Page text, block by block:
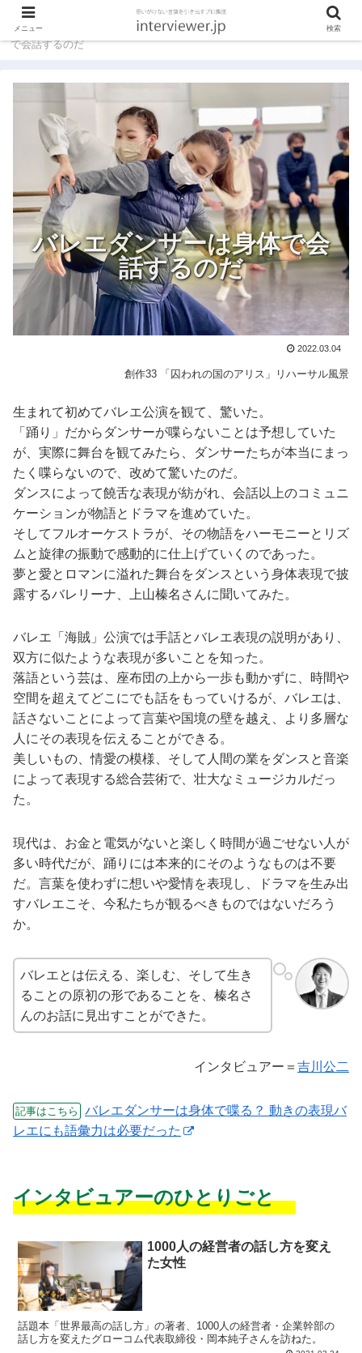
ホーム インタビュアーコラム
バレエダンサーは身体
で会話するのだ
バレエダンサーは身体で会
話するのだ
2022.03.04
創作33 「囚われの国のアリス」リハーサル風景
生まれて初めてバレエ公演を観て、驚いた。
「踊り」だからダンサーが喋らないことは予想していた
が、実際に舞台を観てみたら、ダンサーたちが本当にまっ
たく喋らないので、改めて驚いたのだ。
ダンスによって饒舌な表現が紡がれ、会話以上のコミュニ
ケーションが物語とドラマを進めていた。
そしてフルオーケストラが、その物語をハーモニーとリズ
ムと旋律の振動で感動的に仕上げていくのであった。
夢と愛とロマンに溢れた舞台をダンスという身体表現で披
露するバレリーナ、上山榛名さんに聞いてみた。
バレエ「海賊」公演では手話とバレエ表現の説明があり、
双方に似たような表現が多いことを知った。
落語という芸は、座布団の上から一歩も動かずに、時間や
空間を超えてどこにでも話をもっていけるが、バレエは、
話さないことによって言葉や国境の壁を越え、より多層な
人にその表現を伝えることができる。
美しいもの、情愛の模様、そして人間の業をダンスと音楽
によって表現する総合芸術で、壮大なミュージカルだっ
た。
現代は、お金と電気がないと楽しく時間が過ごせない人が
多い時代だが、踊りには本来的にそのようなものは不要
だ。言葉を使わずに想いや愛情を表現し、ドラマを生み出
すバレエこそ、今私たちが観るべきものではないだろう
か。
バレエとは伝える、楽しむ、そして生き
ることの原初の形であることを、榛名さ
んのお話に見出すことができた。
インタビュアー＝ 吉川公二
記事はこちら
バレエダンサーは身体で喋る？ 動きの表現バ
レエにも語彙力は必要だった
インタビュアーのひとりごと
1000人の経営者の話し方を変え
た女性
話題本「世界最高の話し方」の著者、1000人の経営者・企業幹部の
話し方を変えたグローコム代表取締役・岡本純子さんを訪ねた。
メニュー 検索